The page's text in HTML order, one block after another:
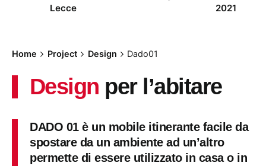
Lecce
2021
Home Project Design Dado01
Design per l’abitare
DADO 01 è un mobile itinerante facile da
spostare da un ambiente ad un’altro
permette di essere utilizzato in casa o in